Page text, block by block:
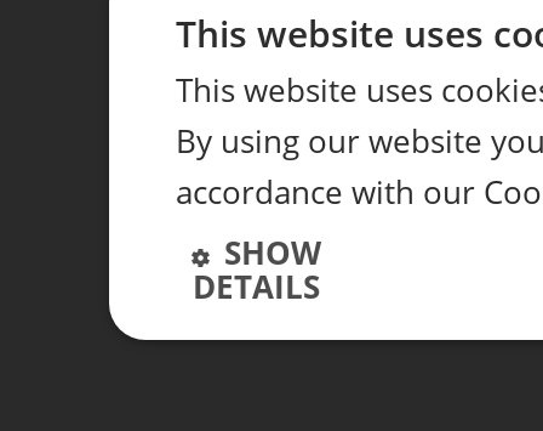
This website uses
This website uses
By using our website
accordance with our
SHOW
DETAILS